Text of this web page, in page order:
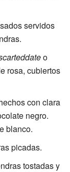
servidos
o
rosa, cubiertos
con clara
negro.
blanco.
picadas.
tostadas y